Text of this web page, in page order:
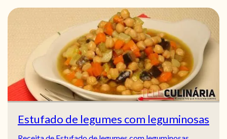
Estufado de legumes com leguminosas